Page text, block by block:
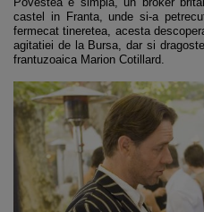
castel in Franta, unde si-a
fermecat tineretea, acesta
agitatiei de la Bursa, dar si
frantuzoaica Marion Cotillard.